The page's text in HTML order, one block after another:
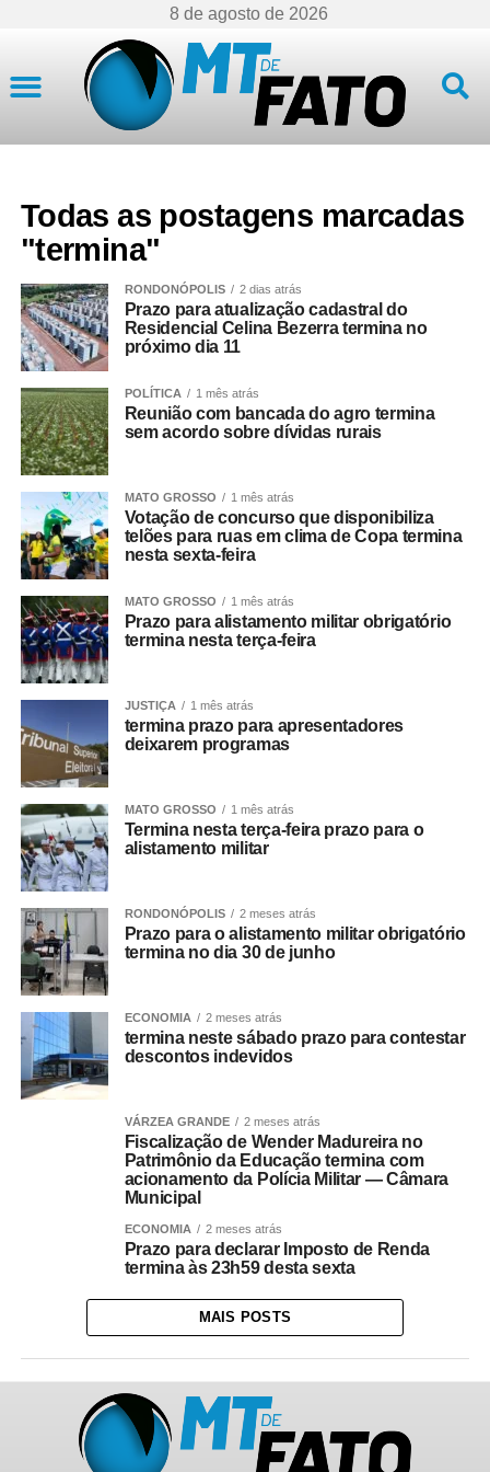
8 de agosto de 2026
Todas as postagens marcadas
"termina"
RONDONÓPOLIS 2 dias atrás
Prazo para atualização cadastral do
Residencial Celina Bezerra termina no
próximo dia 11
POLÍTICA 1 mês atrás
Reunião com bancada do agro termina
sem acordo sobre dívidas rurais
MATO GROSSO 1 mês atrás
Votação de concurso que disponibiliza
telões para ruas em clima de Copa termina
nesta sexta-feira
MATO GROSSO 1 mês atrás
Prazo para alistamento militar obrigatório
termina nesta terça-feira
JUSTIÇA 1 mês atrás
termina prazo para apresentadores
deixarem programas
MATO GROSSO 1 mês atrás
Termina nesta terça-feira prazo para o
alistamento militar
RONDONÓPOLIS 2 meses atrás
Prazo para o alistamento militar obrigatório
termina no dia 30 de junho
ECONOMIA 2 meses atrás
termina neste sábado prazo para contestar
descontos indevidos
VÁRZEA GRANDE 2 meses atrás
Fiscalização de Wender Madureira no
Patrimônio da Educação termina com
acionamento da Polícia Militar — Câmara
Municipal
ECONOMIA 2 meses atrás
Prazo para declarar Imposto de Renda
termina às 23h59 desta sexta
MAIS POSTS